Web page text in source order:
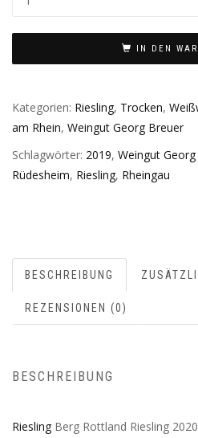
IN DEN
Kategorien: Riesling, Trocken,
am Rhein, Weingut Georg Breuer
Schlagwörter: 2019, Weingut
Rüdesheim, Riesling, Rheingau
BESCHREIBUNG
REZENSIONEN (0)
BESCHREIBUNG
Riesling Berg Rottland Riesling